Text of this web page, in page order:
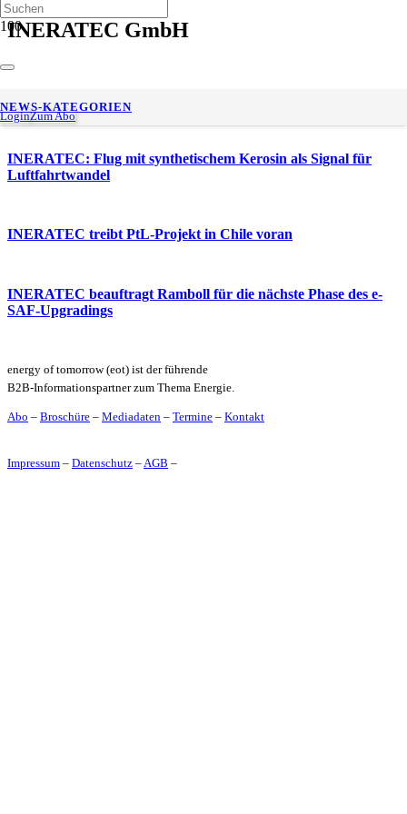
LoginZum Abo
NEWS-KATEGORIEN
INERATEC GmbH
INERATEC präsentiert „Lifeline“ auf der ILA Berlin
INERATEC: Flug mit synthetischem Kerosin als Signal für
Luftfahrtwandel
INERATEC treibt PtL-Projekt in Chile voran
INERATEC beauftragt Ramboll für die nächste Phase des e-
SAF-Upgradings
energy of tomorrow (eot) ist der führende
B2B-Informationspartner zum Thema Energie.
Abo – Broschüre – Mediadaten – Termine – Kontakt
Impressum – Datenschutz –AGB –